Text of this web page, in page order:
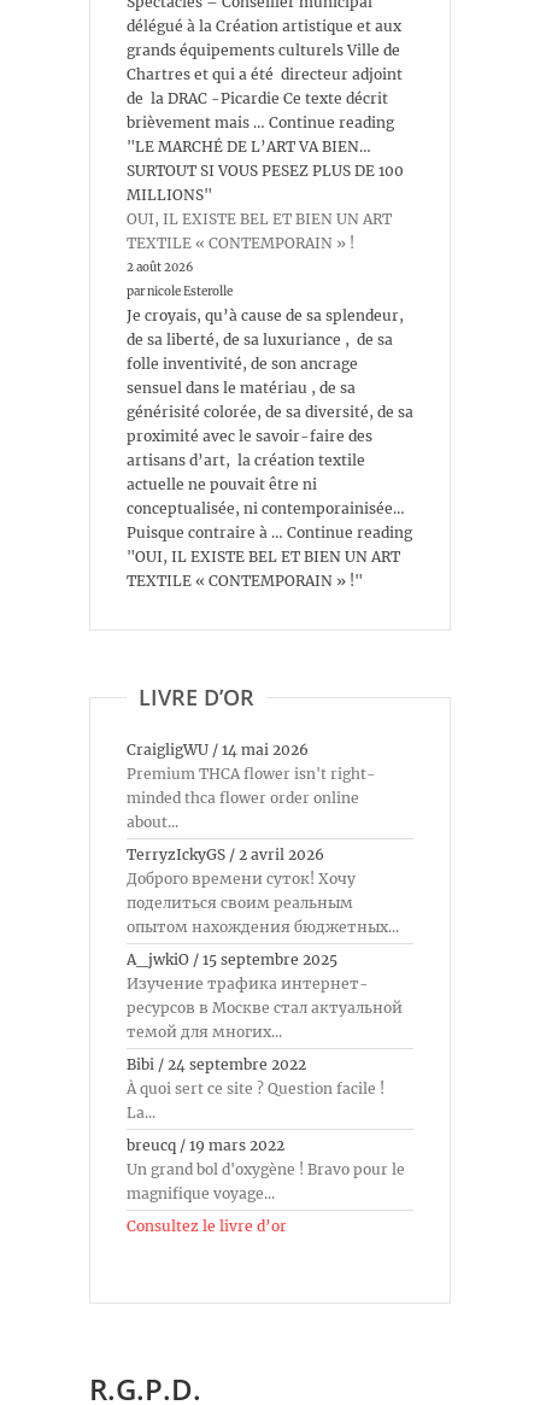
délégué à la Création artistique et aux
grands équipements culturels Ville de
Chartres et qui a été directeur adjoint
de la DRAC -Picardie Ce texte décrit
brièvement mais … Continue reading
"LE MARCHÉ DE L’ART VA BIEN…
SURTOUT SI VOUS PESEZ PLUS DE 100
MILLIONS"
OUI, IL EXISTE BEL ET BIEN UN ART
TEXTILE « CONTEMPORAIN » !
2 août 2026
par nicole Esterolle
Je croyais, qu’à cause de sa splendeur,
de sa liberté, de sa luxuriance , de sa
folle inventivité, de son ancrage
sensuel dans le matériau , de sa
générisité colorée, de sa diversité, de sa
proximité avec le savoir-faire des
artisans d’art, la création textile
actuelle ne pouvait être ni
conceptualisée, ni contemporainisée…
Puisque contraire à … Continue reading
"OUI, IL EXISTE BEL ET BIEN UN ART
TEXTILE « CONTEMPORAIN » !"
LIVRE D’OR
CraigligWU / 14 mai 2026
Premium THCA flower isn't right-
minded thca flower order online
about...
TerryzIckyGS / 2 avril 2026
Доброго времени суток! Хочу
поделиться своим реальным
опытом нахождения бюджетных...
A_jwkiO / 15 septembre 2025
Изучение трафика интернет-
ресурсов в Москве стал актуальной
темой для многих...
Bibi / 24 septembre 2022
À quoi sert ce site ? Question facile !
La...
breucq / 19 mars 2022
Un grand bol d'oxygène ! Bravo pour le
magnifique voyage...
Consultez le livre d’or
R.G.P.D.